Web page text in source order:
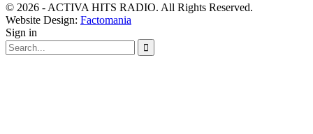
© 2026 - ACTIVA HITS RADIO. All Rights Reserved.
Website Design: Factomania
Sign in